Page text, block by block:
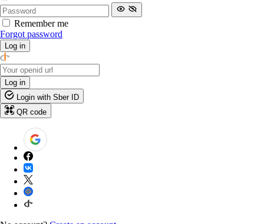
Remember me
Forgot password
Log in
Log in
Login with Sber ID
QR code